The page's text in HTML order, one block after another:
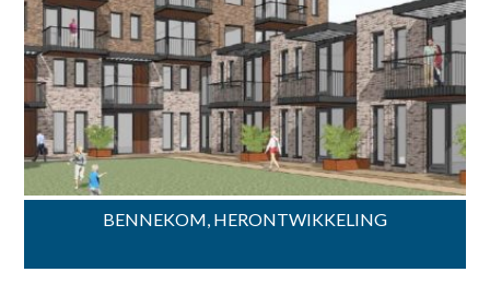
BENNEKOM, HERONTWIKKELING